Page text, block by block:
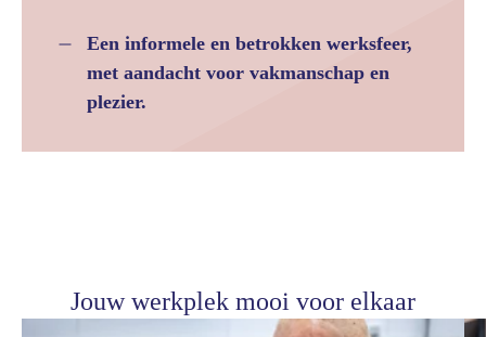
Een informele en betrokken werksfeer,
met aandacht voor vakmanschap en
plezier.
Jouw werkplek mooi voor elkaar